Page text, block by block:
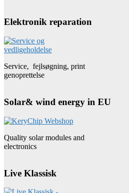
Elektronik reparation
Service, fejlsøgning, print
genoprettelse
Solar& wind energy in EU
Quality solar modules and
electronics
Live Klassisk